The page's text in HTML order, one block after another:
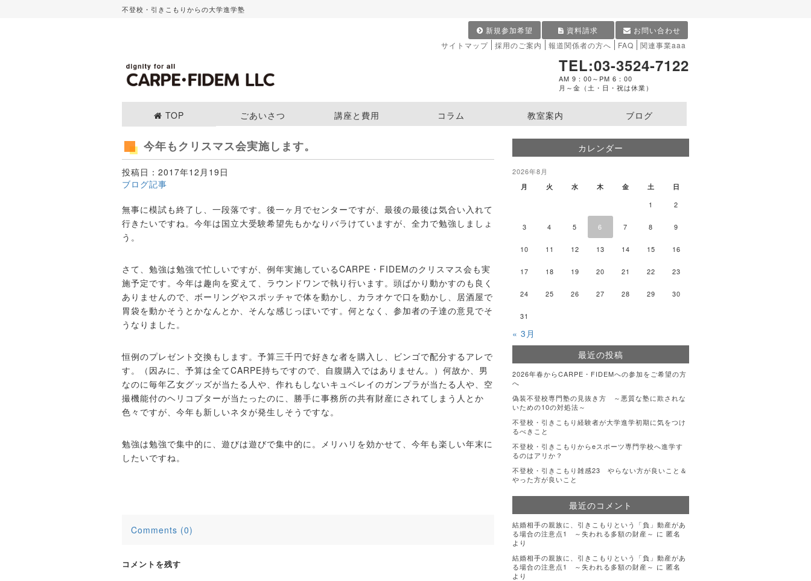
不登校・引きこもりからの大学進学塾
お問い合わせ
資料請求
新規参加希望
関連事業aaa
FAQ
報道関係者の方へ
採用のご案内
サイトマップ
TEL:03-3524-7122
AM 9：00～PM 6：00
月～金（土・日・祝は休業）
TOP ごあいさつ 講座と費用 コラム 教室案内 ブログ
今年もクリスマス会実施します。
投稿日：2017年12月19日
ブログ記事
無事に模試も終了し、一段落です。後一ヶ月でセンターですが、最後の最後は気合い入れて
行きたいですね。今年は国立大受験希望先もかなりバラけていますが、全力で勉強しましょ
う。
さて、勉強は勉強で忙しいですが、例年実施しているCARPE・FIDEMのクリスマス会も実
施予定です。今年は趣向を変えて、ラウンドワンで執り行います。頭ばかり動かすのも良く
ありませんので、ボーリングやスポッチャで体を動かし、カラオケで口を動かし、居酒屋で
胃袋を動かそうとかなんとか、そんな感じっぽいです。何となく、参加者の子達の意見でそ
うなりました。
恒例のプレゼント交換もします。予算三千円で好きな者を購入し、ビンゴで配分するアレで
す。（因みに、予算は全てCARPE持ちですので、自腹購入ではありません。）何故か、男
なのに毎年乙女グッズが当たる人や、作れもしないキュベレイのガンプラが当たる人や、空
撮機能付のヘリコプターが当たったのに、勝手に事務所の共有財産にされてしまう人とか
色々ですが、今年も新しいネタが発生しそうですな。
勉強は勉強で集中的に、遊びは遊びで集中的に。メリハリを効かせて、今年も楽しい年末に
したいですね。
Comments (0)
コメントを残す
カレンダー
2026年8月
月 火 水 木 金 土 日
1 2
3 4 5 6 7 8 9
10 11 12 13 14 15 16
17 18 19 20 21 22 23
24 25 26 27 28 29 30
31
« 3月
最近の投稿
2026年春からCARPE・FIDEMへの参加をご希望の方
へ
偽装不登校専門塾の見抜き方 ～悪質な塾に欺されな
いための10の対処法～
不登校・引きこもり経験者が大学進学初期に気をつけ
るべきこと
不登校・引きこもりからeスポーツ専門学校へ進学す
るのはアリか？
不登校・引きこもり雑感23 やらない方が良いこと＆
やった方が良いこと
最近のコメント
結婚相手の親族に、引きこもりという「負」動産があ
る場合の注意点1 ～失われる多額の財産～ に 匿名
より
結婚相手の親族に、引きこもりという「負」動産があ
る場合の注意点1 ～失われる多額の財産～ に 匿名
より